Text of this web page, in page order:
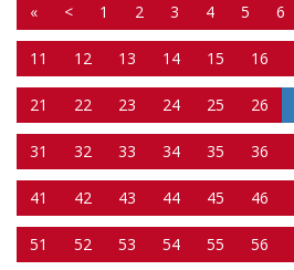
« < 1 2 3 4 5 6
11 12 13 14 15 16
21 22 23 24 25 26
31 32 33 34 35 36
41 42 43 44 45 46
51 52 53 54 55 56